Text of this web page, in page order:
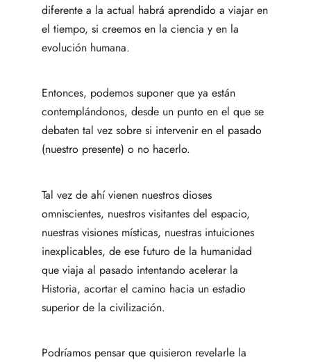
diferente a la actual habrá aprendido a viajar en
el tiempo, si creemos en la ciencia y en la
evolución humana.
Entonces, podemos suponer que ya están
contemplándonos, desde un punto en el que se
debaten tal vez sobre si intervenir en el pasado
(nuestro presente) o no hacerlo.
Tal vez de ahí vienen nuestros dioses
omniscientes, nuestros visitantes del espacio,
nuestras visiones místicas, nuestras intuiciones
inexplicables, de ese futuro de la humanidad
que viaja al pasado intentando acelerar la
Historia, acortar el camino hacia un estadio
superior de la civilización.
Podríamos pensar que quisieron revelarle la